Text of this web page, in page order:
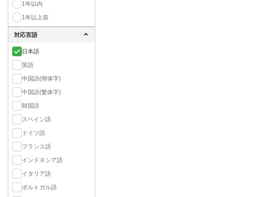
1年以内
1年以上前
対応言語
日本語
英語
中国語(簡体字)
中国語(繁体字)
韓国語
スペイン語
ドイツ語
フランス語
インドネシア語
イタリア語
ポルトガル語